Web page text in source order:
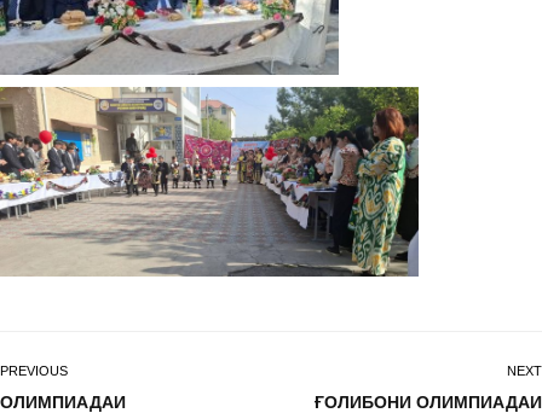
PREVIOUS
ОЛИМПИАДАИ
NEXT
ҒОЛИБОНИ ОЛИМПИАДАИ